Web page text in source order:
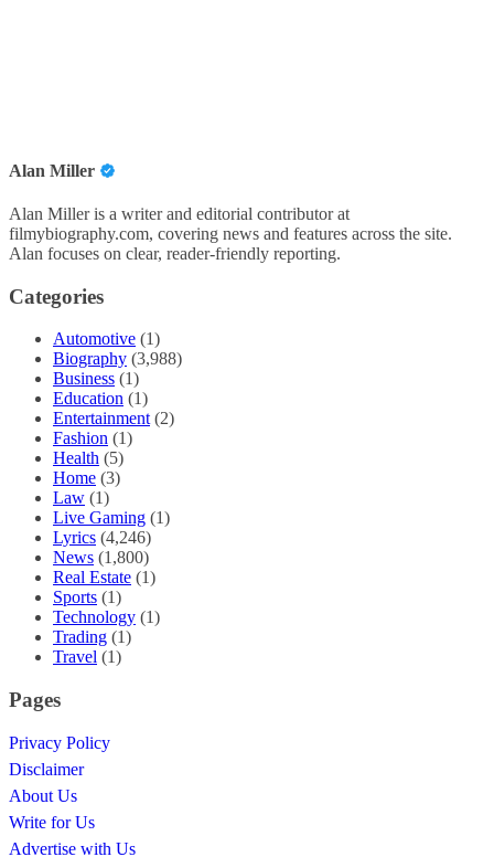
Alan Miller
Alan Miller is a writer and editorial contributor at
filmybiography.com, covering news and features across the site.
Alan focuses on clear, reader-friendly reporting.
Categories
Automotive (1)
Biography (3,988)
Business (1)
Education (1)
Entertainment (2)
Fashion (1)
Health (5)
Home (3)
Law (1)
Live Gaming (1)
Lyrics (4,246)
News (1,800)
Real Estate (1)
Sports (1)
Technology (1)
Trading (1)
Travel (1)
Pages
Privacy Policy
Disclaimer
About Us
Write for Us
Advertise with Us